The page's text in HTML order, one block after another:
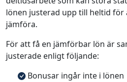
lönen justerad upp till heltid
jämföra.
För att få en jämförbar lön är
justerade enligt följande:
Bonusar ingår inte i lönen